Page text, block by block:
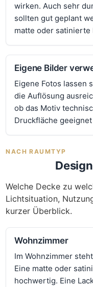
wirken. Auch sehr
sollten gut geplant
matte oder satinierte
Eigene Bilder
Eigene Fotos lassen
die Auflösung
ob das Motiv
Druckfläche
NACH RAUMTYP
Welche Decke zu
Lichtsituation,
kurzer Überblick.
Wohnzimmer
Im Wohnzimmer
Eine matte oder
hochwertig. Eine